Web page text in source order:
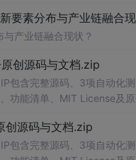
要素分布与产业链融合
产业链融合现状？
创源码与文档.zip
包含完整源码、3项自动化
功能清单、MIT License及
合前端开发、AI应用工程、
源码与文档.zip
包含完整源码、3项自动化